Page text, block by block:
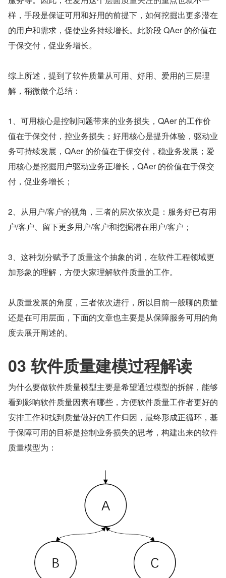
样，手段是保证可用和好用的前提下，如何挖掘出更多潜在
的用户和需求，促使业务持续增长。此阶段 QAer 的价值在
于保交付，促业务增长。
综上所述，提到了软件质量从可用、好用、爱用的三层理
解，稍微做个总结：
1、可用核心是控制问题带来的业务损失，QAer 的工作价
值在于保交付，控业务损失；好用核心是提升体验，驱动业
务可持续发展，QAer 的价值在于保交付，稳业务发展；爱
用核心是挖掘用户驱动业务正增长，QAer 的价值在于保交
付，促业务增长；
2、从用户/客户的视角，三者的层次依次是：服务好已有用
户/客户、留下更多用户/客户和挖掘潜在用户/客户；
3、这种划分赋予了质量这个抽象的词，在软件工程领域更
加形象的理解，方便大家理解软件质量的工作。
从质量发展的角度，三者依次进行，所以目前一般聊的质量
还是在可用层面，下面的文章也主要是从保障服务可用的角
度去展开阐述的。
03 软件质量建模过程解读
为什么要做软件质量模型主要是希望通过模型的拆解，能够
看到影响软件质量因素有哪些，方便软件质量工作者更好的
安排工作和找到质量做好的工作归因，最终形成正循环，基
于保障可用的目标是控制业务损失的思考，构建出来的软件
质量模型为：